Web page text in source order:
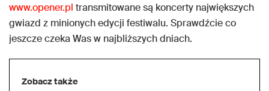
www.opener.pl transmitowane są koncerty największych
gwiazd z minionych edycji festiwalu. Sprawdźcie co
jeszcze czeka Was w najbliższych dniach.
Zobacz także